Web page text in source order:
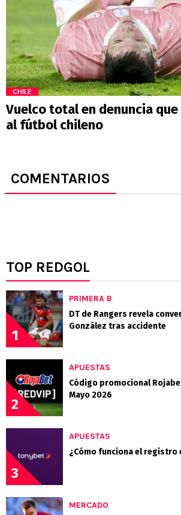
CHILE
Vuelco total en denuncia
al fútbol chileno
COMENTARIOS
TOP REDGOL
1
PRIMERA B
DT de Rangers revela
González tras accidente
2
APUESTAS
Código promocional
Mayo 2026
3
APUESTAS
¿Cómo funciona el registro
MERCADO